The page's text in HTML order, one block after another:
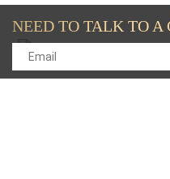
NEED TO TALK TO A
01 02